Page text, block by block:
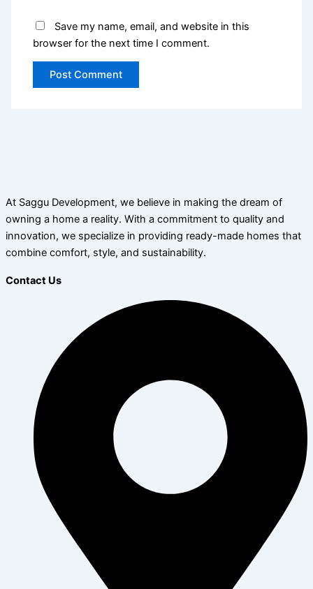
Save my name, email, and website in this
browser for the next time I comment.
At Saggu Development, we believe in making the dream of
owning a home a reality. With a commitment to quality and
innovation, we specialize in providing ready-made homes that
combine comfort, style, and sustainability.
Contact Us